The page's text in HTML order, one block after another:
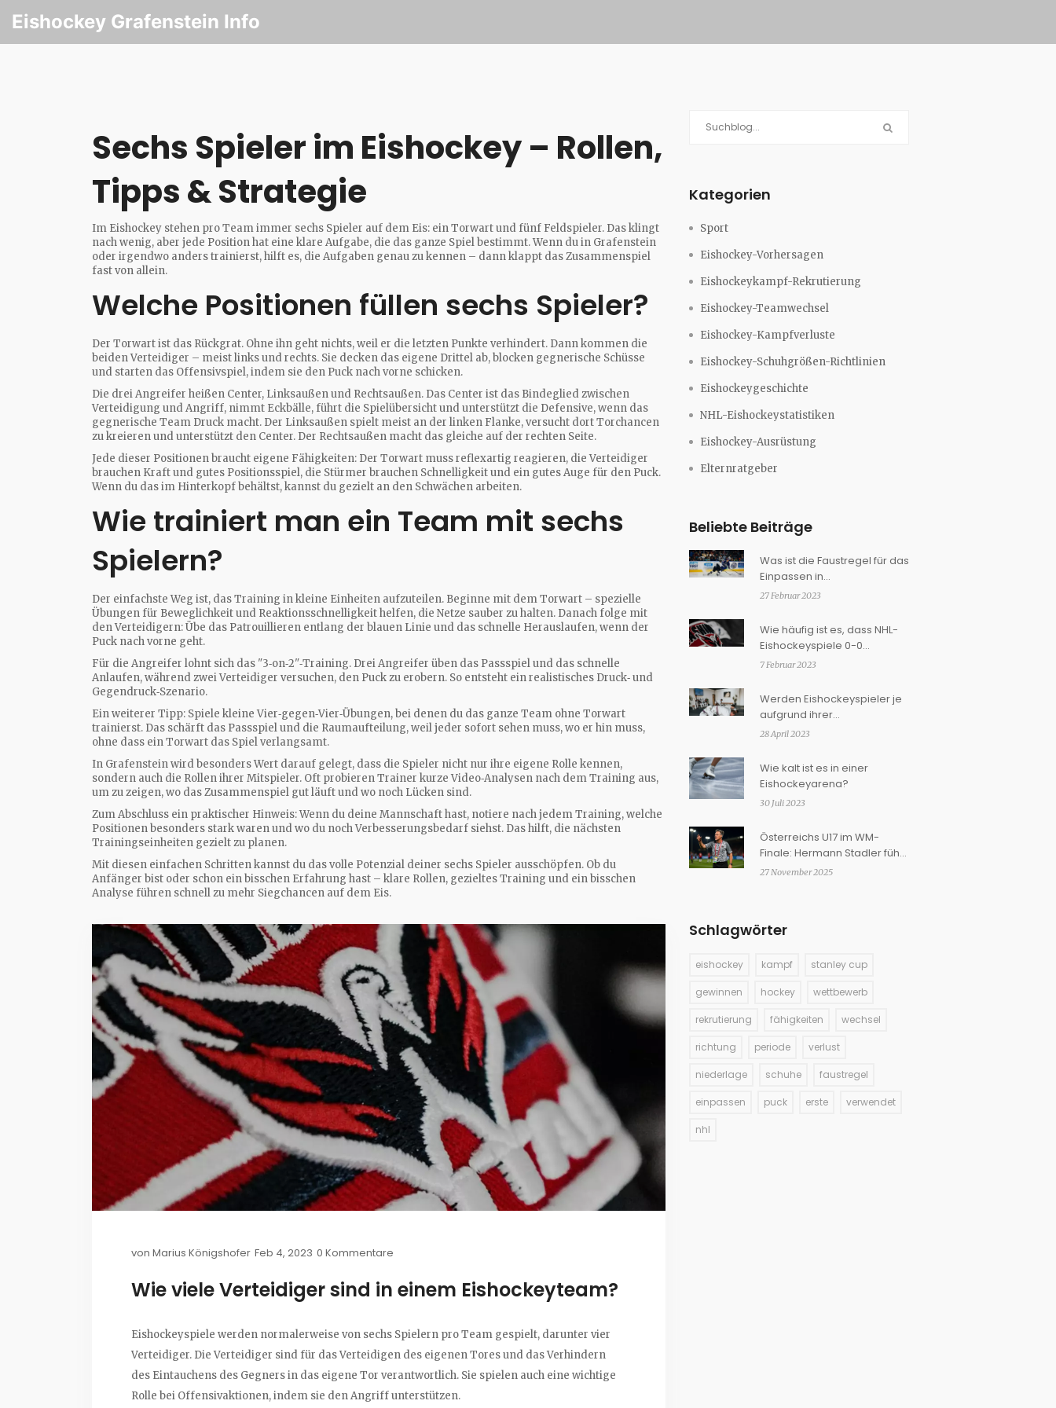
Eishockey Grafenstein Info
Sechs Spieler im Eishockey – Rollen,
Tipps & Strategie
Im Eishockey stehen pro Team immer sechs Spieler auf dem Eis: ein Torwart und fünf Feldspieler. Das klingt
nach wenig, aber jede Position hat eine klare Aufgabe, die das ganze Spiel bestimmt. Wenn du in Grafenstein
oder irgendwo anders trainierst, hilft es, die Aufgaben genau zu kennen – dann klappt das Zusammenspiel
fast von allein.
Welche Positionen füllen sechs Spieler?
Der Torwart ist das Rückgrat. Ohne ihn geht nichts, weil er die letzten Punkte verhindert. Dann kommen die
beiden Verteidiger – meist links und rechts. Sie decken das eigene Drittel ab, blocken gegnerische Schüsse
und starten das Offensivspiel, indem sie den Puck nach vorne schicken.
Die drei Angreifer heißen Center, Linksaußen und Rechtsaußen. Das Center ist das Bindeglied zwischen
Verteidigung und Angriff, nimmt Eckbälle, führt die Spielübersicht und unterstützt die Defensive, wenn das
gegnerische Team Druck macht. Der Linksaußen spielt meist an der linken Flanke, versucht dort Torchancen
zu kreieren und unterstützt den Center. Der Rechtsaußen macht das gleiche auf der rechten Seite.
Jede dieser Positionen braucht eigene Fähigkeiten: Der Torwart muss reflexartig reagieren, die Verteidiger
brauchen Kraft und gutes Positionsspiel, die Stürmer brauchen Schnelligkeit und ein gutes Auge für den Puck.
Wenn du das im Hinterkopf behältst, kannst du gezielt an den Schwächen arbeiten.
Wie trainiert man ein Team mit sechs
Spielern?
Der einfachste Weg ist, das Training in kleine Einheiten aufzuteilen. Beginne mit dem Torwart – spezielle
Übungen für Beweglichkeit und Reaktionsschnelligkeit helfen, die Netze sauber zu halten. Danach folge mit
den Verteidigern: Übe das Patrouillieren entlang der blauen Linie und das schnelle Herauslaufen, wenn der
Puck nach vorne geht.
Für die Angreifer lohnt sich das "3‑on‑2"‑Training. Drei Angreifer üben das Passspiel und das schnelle
Anlaufen, während zwei Verteidiger versuchen, den Puck zu erobern. So entsteht ein realistisches Druck‑ und
Gegendruck‑Szenario.
Ein weiterer Tipp: Spiele kleine Vier‑gegen‑Vier‑Übungen, bei denen du das ganze Team ohne Torwart
trainierst. Das schärft das Passspiel und die Raumaufteilung, weil jeder sofort sehen muss, wo er hin muss,
ohne dass ein Torwart das Spiel verlangsamt.
In Grafenstein wird besonders Wert darauf gelegt, dass die Spieler nicht nur ihre eigene Rolle kennen,
sondern auch die Rollen ihrer Mitspieler. Oft probieren Trainer kurze Video‑Analysen nach dem Training aus,
um zu zeigen, wo das Zusammenspiel gut läuft und wo noch Lücken sind.
Zum Abschluss ein praktischer Hinweis: Wenn du deine Mannschaft hast, notiere nach jedem Training, welche
Positionen besonders stark waren und wo du noch Verbesserungsbedarf siehst. Das hilft, die nächsten
Trainingseinheiten gezielt zu planen.
Mit diesen einfachen Schritten kannst du das volle Potenzial deiner sechs Spieler ausschöpfen. Ob du
Anfänger bist oder schon ein bisschen Erfahrung hast – klare Rollen, gezieltes Training und ein bisschen
Analyse führen schnell zu mehr Siegchancen auf dem Eis.
von Marius Königshofer Feb 4, 2023 0 Kommentare
Wie viele Verteidiger sind in einem Eishockeyteam?
Eishockeyspiele werden normalerweise von sechs Spielern pro Team gespielt, darunter vier
Verteidiger. Die Verteidiger sind für das Verteidigen des eigenen Tores und das Verhindern
des Eintauchens des Gegners in das eigene Tor verantwortlich. Sie spielen auch eine wichtige
Rolle bei Offensivaktionen, indem sie den Angriff unterstützen.
Kategorien
Sport
Eishockey-Vorhersagen
Eishockeykampf-Rekrutierung
Eishockey-Teamwechsel
Eishockey-Kampfverluste
Eishockey-Schuhgrößen-Richtlinien
Eishockeygeschichte
NHL-Eishockeystatistiken
Eishockey-Ausrüstung
Elternratgeber
Beliebte Beiträge
Was ist die Faustregel für das
Einpassen in
Eishockeyschuhe?
27 Februar 2023
Wie häufig ist es, dass NHL-
Eishockeyspiele 0-0
beendet werden?
7 Februar 2023
Werden Eishockeyspieler je
aufgrund ihrer
Kampffähigkeiten rekrutiert?
28 April 2023
Wie kalt ist es in einer
Eishockeyarena?
30 Juli 2023
Österreichs U17 im WM-
Finale: Hermann Stadler führt
Team zu historischem
27 November 2025
Schlagwörter
eishockey kampf stanley cup
gewinnen hockey wettbewerb
rekrutierung fähigkeiten wechsel
richtung periode verlust
niederlage schuhe faustregel
einpassen puck erste verwendet
nhl